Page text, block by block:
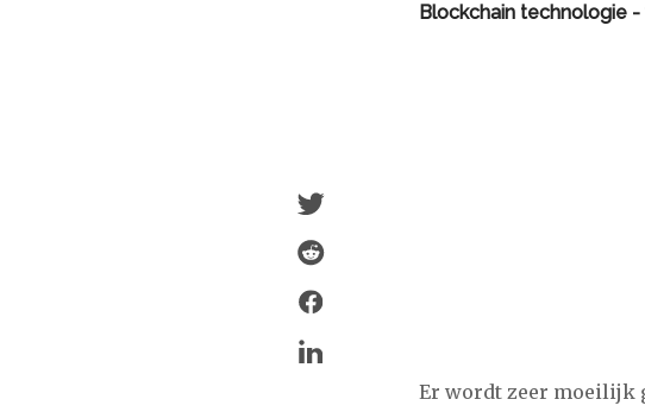
Blockchain technologie
Er wordt zeer moeilijk